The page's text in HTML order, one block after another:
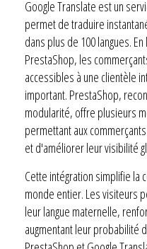
Google Translate est un
permet de traduire
dans plus de 100 langues.
PrestaShop, les
accessibles à une clientèle
important. PrestaShop,
modularité, offre plusieurs
permettant aux
et d'améliorer leur visibilité
Cette intégration simplifie la
monde entier. Les visiteurs
leur langue maternelle,
augmentant leur probabilité